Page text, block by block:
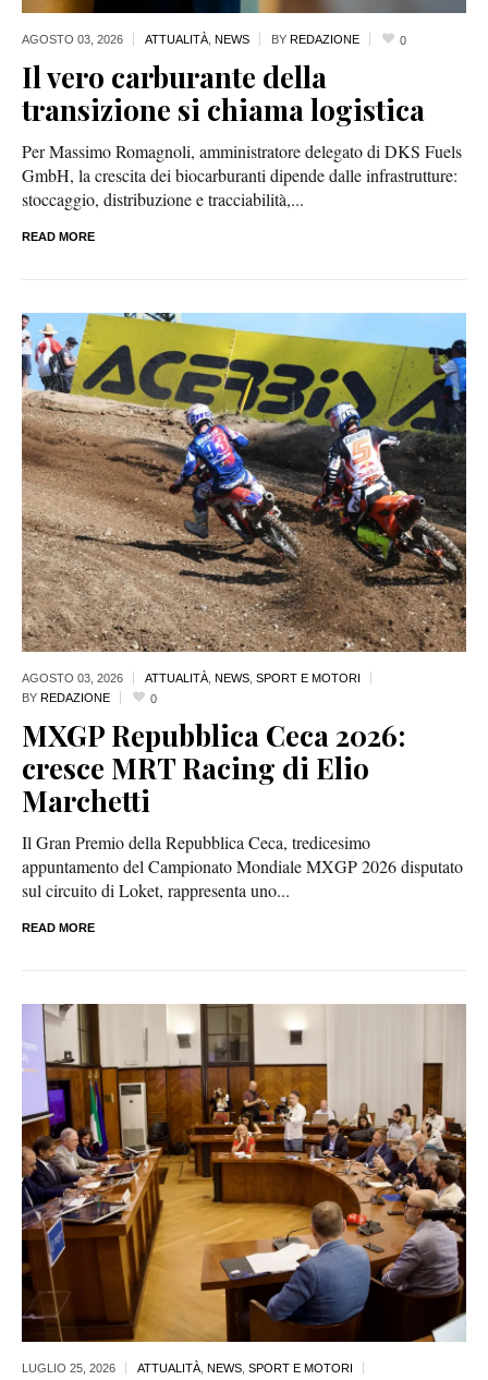
AGOSTO 03, 2026 ATTUALITÀ NEWS BY REDAZIONE 0
Il vero carburante della
transizione si chiama logistica
Per Massimo Romagnoli, amministratore delegato di DKS Fuels
GmbH, la crescita dei biocarburanti dipende dalle infrastrutture:
stoccaggio, distribuzione e tracciabilità,...
READ MORE
AGOSTO 03, 2026 ATTUALITÀ NEWS SPORT E MOTORI
BY REDAZIONE 0
MXGP Repubblica Ceca 2026:
cresce MRT Racing di Elio
Marchetti
Il Gran Premio della Repubblica Ceca, tredicesimo
appuntamento del Campionato Mondiale MXGP 2026 disputato
sul circuito di Loket, rappresenta uno...
READ MORE
LUGLIO 25, 2026 ATTUALITÀ NEWS SPORT E MOTORI